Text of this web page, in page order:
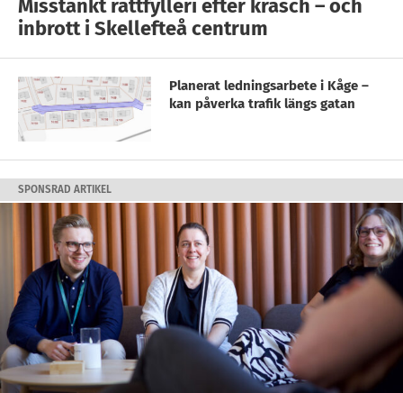
Misstänkt rattfylleri efter krasch – och
inbrott i Skellefteå centrum
Planerat ledningsarbete i Kåge –
kan påverka trafik längs gatan
SPONSRAD ARTIKEL